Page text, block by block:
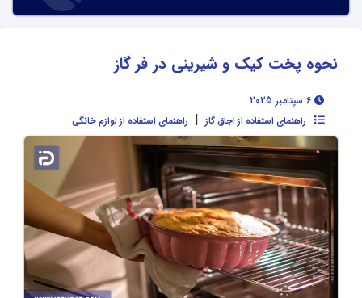
نحوه پخت کیک و شیرینی در فر گاز
راهنمای استفاده از اجاق گاز | راهنمای استفاده از لوازم خانگی